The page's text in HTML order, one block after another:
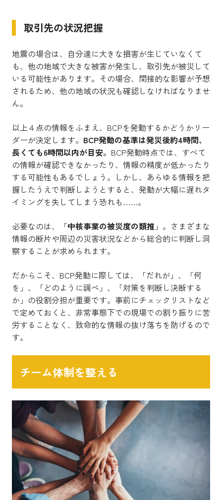
取引先の状況把握
地震の場合は、自分達に大きな損害が生じていなくて
も、他の地域で大きな被害が発生し、取引先が被災して
いる可能性があります。その場合、間接的な影響が予想
されるため、他の地域の状況も確認しなければなりませ
ん。
以上４点の情報をふまえ、BCPを発動するかどうかリー
ダーが決定します。 BCP発動の基準は発災後約4時間、
長くても6時間以内が目安。 BCP発動時点では、すべて
の情報が確認できなかったり、情報の精度が低かったり
する可能性もあるでしょう。しかし、あらゆる情報を把
握したうえで判断しようとすると、発動が大幅に遅れタ
イミングを失してしまう恐れも……。
必要なのは、「中核事業の被災度の類推 」。さまざまな
情報の断片や周辺の災害状況などから総合的に判断し洞
察することが求められます。
だからこそ、BCP発動に際しては、「だれが」、「何
を」、「どのように調べ」、「対策を判断し決断する
か」の役割分担が重要です。事前にチェックリストなど
で定めておくと、非常事態下での現場での割り振りに苦
労することなく、致命的な情報の抜け落ちを防げるので
す。
チーム体制を整える